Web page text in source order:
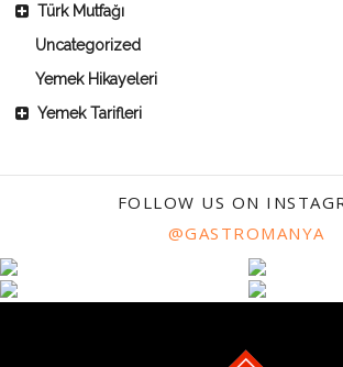
Türk Mutfağı
Uncategorized
Yemek Hikayeleri
Yemek Tarifleri
FOLLOW US ON
@GASTROMANYA